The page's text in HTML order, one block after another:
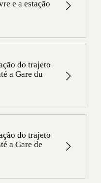
de VTC ou táxi e 50
e a estação
km do Hôtel Regina
e 12 são diretas) ou
do trajeto
a Gare du
do Hôtel Regina
do trajeto
a Gare de